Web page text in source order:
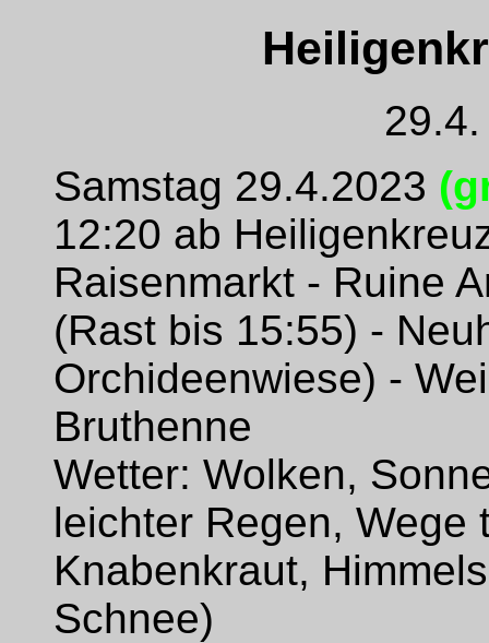
Samstag 29.4.2023
12:20 ab
Raisenmarkt - Ruine
(Rast bis 15:55) -
Orchideenwiese) -
Bruthenne
Wetter: Wolken,
leichter Regen, Wege
Knabenkraut,
Schnee)